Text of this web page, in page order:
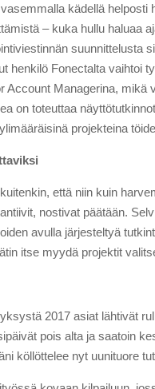
kädellä
– kuka hullu haluaa
suunnittelusta
henkilö Fonectalta vaihtoi
Account Managerina,
on toteuttaa
projekteina
että niin kuin
nostivat päätään.
avulla järjesteltyä
itse myydä projektit
2017 asiat lähtivät
pois alta ja saatoin
köllöttelee nyt uunituore